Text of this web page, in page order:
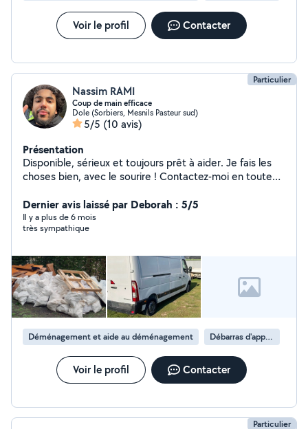
Voir le profil Contacter
Particulier
Nassim RAMI
Coup de main efficace
Dole (Sorbiers, Mesnils Pasteur sud)
5/5 (10 avis)
Présentation
Disponible, sérieux et toujours prêt à aider. Je fais les
choses bien, avec le sourire ! Contactez-moi en toute
Dernier avis laissé par Deborah : 5/5
Il y a plus de 6 mois
très sympathique
Déménagement et aide au déménagement Débarras d'appartement
Voir le profil Contacter
Particulier